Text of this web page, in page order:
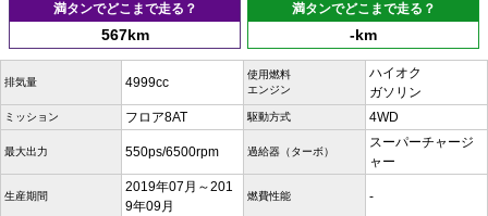
満タンでどこまで走る？
567km
満タンでどこまで走る？
-km
排気量 4999cc
使用燃料
エンジン
ハイオク
ガソリン
ミッション フロア8AT 駆動方式 4WD
最大出力 550ps/6500rpm 過給器（ターボ）
スーパーチャージ
ャー
生産期間
2019年07月～201
9年09月
燃費性能 -